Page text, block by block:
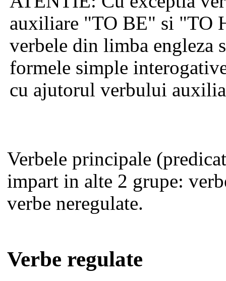
auxiliare "TO BE" si "TO
verbele din limba engleza
formele simple
cu ajutorul verbului
Verbele principale
impart in alte 2 grupe:
verbe neregulate.
Verbe regulate